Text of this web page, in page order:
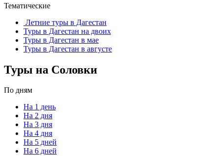
Тематические
Летние туры в Дагестан
Туры в Дагестан на двоих
Туры в Дагестан в мае
Туры в Дагестан в августе
Туры на Соловки
По дням
На 1 день
На 2 дня
На 3 дня
На 4 дня
На 5 дней
На 6 дней